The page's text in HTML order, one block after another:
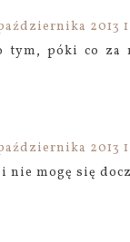
2013
tym, póki co
2013
nie mogę się